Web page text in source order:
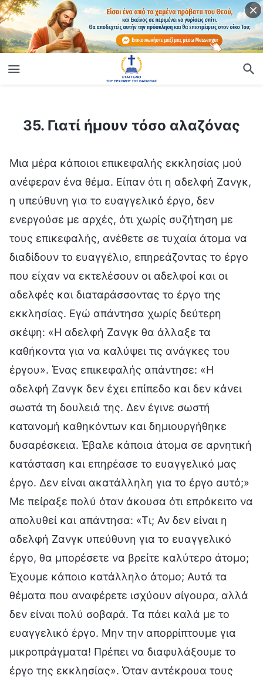
35. Γιατί ήμουν τόσο αλαζόνας
35. Γιατί ήμουν τόσο αλαζόνας
Μια μέρα κάποιοι επικεφαλής εκκλησίας μού
ανέφεραν ένα θέμα. Είπαν ότι η αδελφή Ζανγκ,
η υπεύθυνη για το ευαγγελικό έργο, δεν
ενεργούσε με αρχές, ότι χωρίς συζήτηση με
τους επικεφαλής, ανέθετε σε τυχαία άτομα να
διαδίδουν το ευαγγέλιο, επηρεάζοντας το έργο
που είχαν να εκτελέσουν οι αδελφοί και οι
αδελφές και διαταράσσοντας το έργο της
εκκλησίας. Εγώ απάντησα χωρίς δεύτερη
σκέψη: «Η αδελφή Ζανγκ θα άλλαξε τα
καθήκοντα για να καλύψει τις ανάγκες του
έργου». Ένας επικεφαλής απάντησε: «Η
αδελφή Ζανγκ δεν έχει επίπεδο και δεν κάνει
σωστά τη δουλειά της. Δεν έγινε σωστή
κατανομή καθηκόντων και δημιουργήθηκε
δυσαρέσκεια. Έβαλε κάποια άτομα σε αρνητική
κατάσταση και επηρέασε το ευαγγελικό μας
έργο. Δεν είναι ακατάλληλη για το έργο αυτό;»
Με πείραξε πολύ όταν άκουσα ότι επρόκειτο να
απολυθεί και απάντησα: «Τι; Αν δεν είναι η
αδελφή Ζανγκ υπεύθυνη για το ευαγγελικό
έργο, θα μπορέσετε να βρείτε καλύτερο άτομο;
Έχουμε κάποιο κατάλληλο άτομο; Αυτά τα
θέματα που αναφέρετε ισχύουν σίγουρα, αλλά
δεν είναι πολύ σοβαρά. Τα πάει καλά με το
ευαγγελικό έργο. Μην την απορρίπτουμε για
μικροπράγματα! Πρέπει να διαφυλάξουμε το
έργο της εκκλησίας». Όταν αντέκρουα τους